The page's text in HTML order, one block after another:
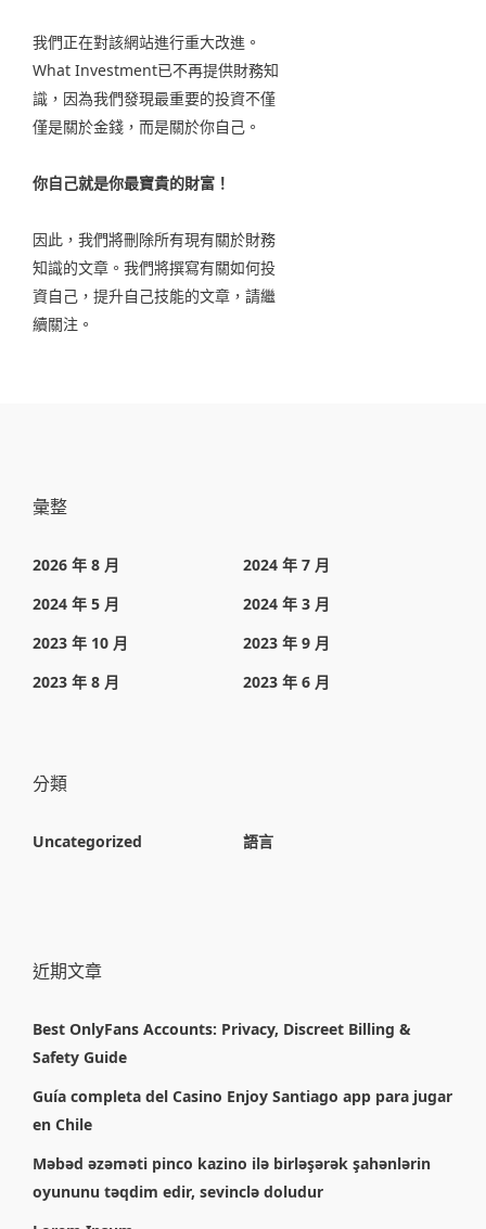
我們正在對該網站進行重大改進。
What Investment已不再提供財務知
識，因為我們發現最重要的投資不僅
僅是關於金錢，而是關於你自己。
你自己就是你最寶貴的財富！
因此，我們將刪除所有現有關於財務
知識的文章。我們將撰寫有關如何投
資自己，提升自己技能的文章，請繼
續關注。
彙整
2026 年 8 月
2024 年 7 月
2024 年 5 月
2024 年 3 月
2023 年 10 月
2023 年 9 月
2023 年 8 月
2023 年 6 月
分類
Uncategorized 語言
近期文章
Best OnlyFans Accounts: Privacy, Discreet Billing &
Safety Guide
Guía completa del Casino Enjoy Santiago app para jugar
en Chile
Məbəd əzəməti pinco kazino ilə birləşərək şahənlərin
oyununu təqdim edir, sevinclə doludur